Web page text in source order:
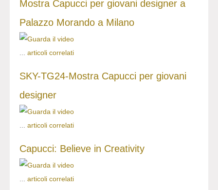
Mostra Capucci per giovani designer a
Palazzo Morando a Milano
articoli correlati
SKY-TG24-Mostra Capucci per giovani
designer
articoli correlati
Capucci: Believe in Creativity
articoli correlati